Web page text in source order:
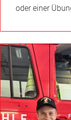
oder einer